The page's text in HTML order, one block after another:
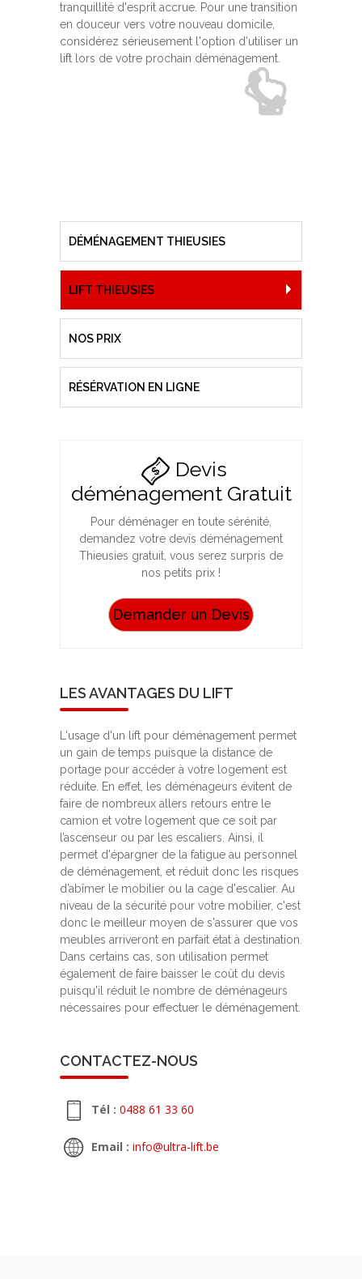
tranquillité d'esprit accrue. Pour une transition
en douceur vers votre nouveau domicile,
considérez sérieusement l'option d'utiliser un
lift lors de votre prochain déménagement.
DÉMÉNAGEMENT THIEUSIES
LIFT THIEUSIES
NOS PRIX
RÉSÉRVATION EN LIGNE
Devis
déménagement Gratuit
Pour déménager en toute sérénité,
demandez votre devis déménagement
Thieusies gratuit, vous serez surpris de
nos petits prix !
Demander un Devis
LES AVANTAGES DU LIFT
L'usage d'un lift pour déménagement permet
un gain de temps puisque la distance de
portage pour accéder à votre logement est
réduite. En effet, les déménageurs évitent de
faire de nombreux allers retours entre le
camion et votre logement que ce soit par
l’ascenseur ou par les escaliers. Ainsi, il
permet d'épargner de la fatigue au personnel
de déménagement, et réduit donc les risques
d’abîmer le mobilier ou la cage d'escalier. Au
niveau de la sécurité pour votre mobilier, c'est
donc le meilleur moyen de s'assurer que vos
meubles arriveront en parfait état à destination.
Dans certains cas, son utilisation permet
également de faire baisser le coût du devis
puisqu'il réduit le nombre de déménageurs
nécessaires pour effectuer le déménagement.
CONTACTEZ-NOUS
Tél : 0488 61 33 60
Email : info@ultra-lift.be